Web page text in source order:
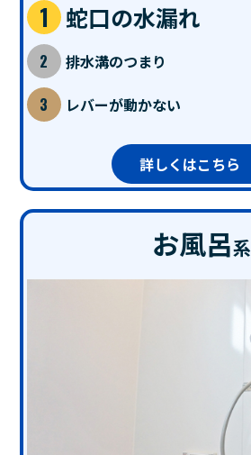
蛇口の水漏れ
排水溝のつまり
レバーが動かない
詳しくはこちら
お風呂系